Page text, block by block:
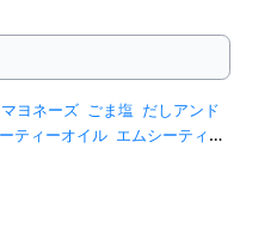
マヨネーズ ごま塩 だしアンド
ティーオイル エムシーティー